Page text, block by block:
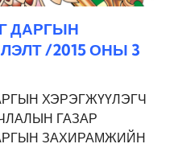
ДАРГЫН
/2015 ОНЫ 3
ХЭРЭГЖҮҮЛЭГЧ
ГАЗАР
ЗАХИРАМЖИЙН